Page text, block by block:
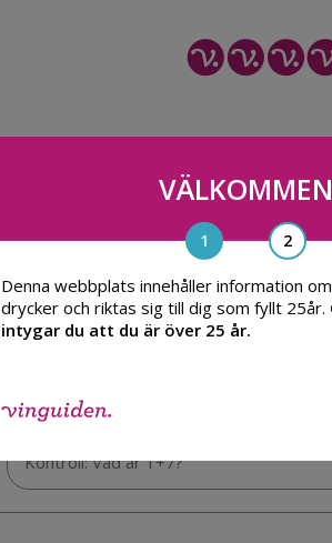
VÄLKOMMEN
Denna webbplats innehåller information
drycker och riktas sig till dig som fyllt 25år.
intygar du att du är över 25 år.